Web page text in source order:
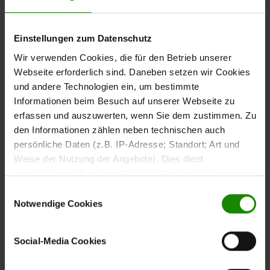
Einstellungen zum Datenschutz
Wir verwenden Cookies, die für den Betrieb unserer
Webseite erforderlich sind. Daneben setzen wir Cookies
und andere Technologien ein, um bestimmte
Informationen beim Besuch auf unserer Webseite zu
erfassen und auszuwerten, wenn Sie dem zustimmen. Zu
den Informationen zählen neben technischen auch
persönliche Daten (z.B. IP-Adresse; Standort; Art und
Weise der Nutzung der Angebote). Dies dient
verschiedenen Zwecken: Statistik Cookies helfen uns zu
nutzen, indem sie Informationen sammeln und sie
anonymisiert für statistische Zwecke auszuwerten.
Marketing Cookies helfen uns, Ihnen personalisierte
Werbung anzuzeigen. Social-Media-Cookies ermöglichen
Notwendige Cookies
Social-Media Cookies
und klaren Gestaltung. DieTischplatte aus geölter astiger
Aststrukturen, wodurch jede Massivholzplatte eine
individuelle Optik erhält.
Dasanthrazitfarben pulverbeschichtete Metall-
Untergestellbildet einen modernen Kontrast zur
warmen Holzoptik und sorgt gleichzeitig für Stabilität
und eine klare Linienführung.
Mit ca. 180 x 77 x 100 cm (L/BxHxT)
bietet der Tisch Platz
für bis zu sechs Personen und eignet sich für
Treffen.